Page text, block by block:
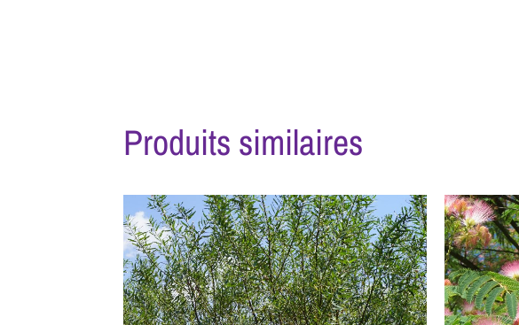
Produits similaires